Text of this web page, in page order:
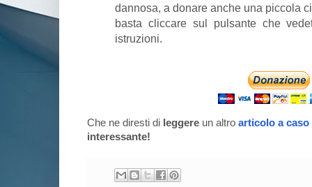
dannosa, a donare anche una piccola
basta cliccare sul pulsante che
istruzioni.
Che ne diresti di leggere un altro articolo a caso
interessante!